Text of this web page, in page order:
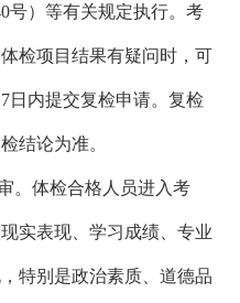
号）等有关规定执行。考
检项目结果有疑问时，可
7日内提交复检申请。复检
结论为准。
。体检合格人员进入考
实表现、学习成绩、专业
特别是政治素质、道德品